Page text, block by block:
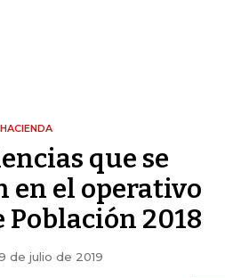
HACIENDA
que se
en el operativo
Población 2018
de julio de 2019